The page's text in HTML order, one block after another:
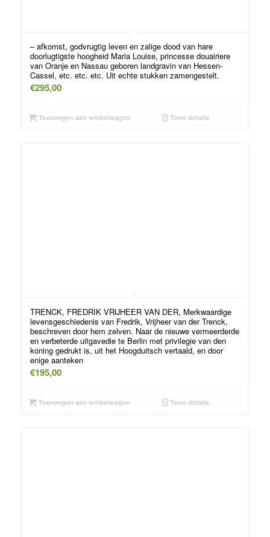
– afkomst, godvrugtig leven en zalige dood van hare
doorlugtigste hoogheid Maria Louise, princesse douairiere
van Oranje en Nassau geboren landgravin van Hessen-
Cassel, etc. etc. etc. Uit echte stukken zamengestelt.
€295,00
Toevoegen aan winkelwagen Toon details
TRENCK, FREDRIK VRIJHEER VAN DER, Merkwaardige
levensgeschiedenis van Fredrik, Vrijheer van der Trenck,
beschreven door hem zelven. Naar de nieuwe vermeerderde
en verbeterde uitgavedie te Berlin met privilegie van den
koning gedrukt is, uit het Hoogduitsch vertaald, en door
enige aanteken
€195,00
Toevoegen aan winkelwagen Toon details